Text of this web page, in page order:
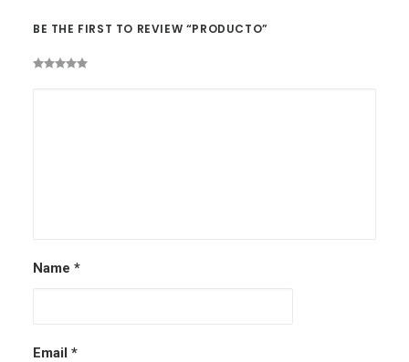
BE THE FIRST TO REVIEW “PRODUCTO”
Name *
Email *